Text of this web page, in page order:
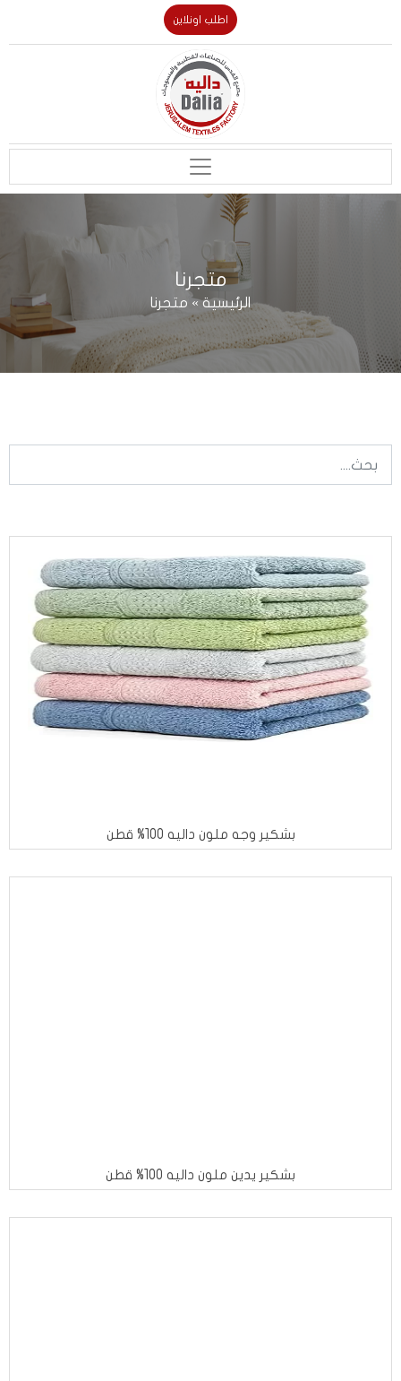
اطلب اونلاين
متجرنا
الرئيسية » متجرنا
بشكير وجه ملون داليه 100% قطن
بشكير يدين ملون داليه 100% قطن